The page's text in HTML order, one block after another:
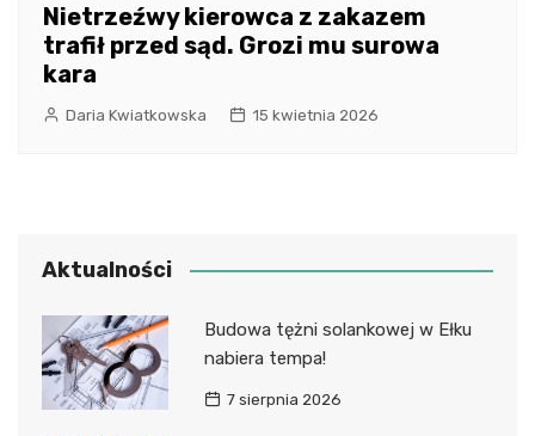
Nietrzeźwy kierowca z zakazem
trafił przed sąd. Grozi mu surowa
kara
Daria Kwiatkowska 15 kwietnia 2026
Aktualności
Budowa tężni solankowej w Ełku
nabiera tempa!
7 sierpnia 2026